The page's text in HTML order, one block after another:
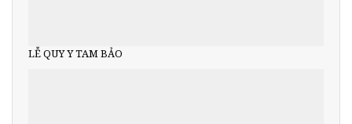
LỄ QUY Y TAM BẢO